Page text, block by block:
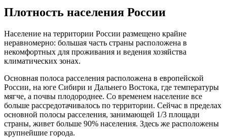
Плотность населения России
Население на территории России размещено крайне
неравномерно: большая часть страны расположена в
некомфортных для проживания и ведения хозяйства
климатических зонах.
Основная полоса расселения расположена в европейской
России, на юге Сибири и Дальнего Востока, где температуры
мягче, а почвы плодороднее. Со временем население все
больше рассредотачивалось по территории. Сейчас в пределах
основной полосы расселения, занимающей 1/3 площади
страны, живет больше 90% населения. Здесь же расположены
крупнейшие города.